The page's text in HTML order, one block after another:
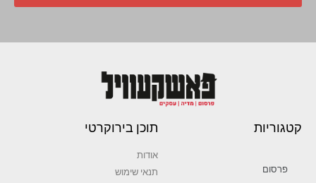
קטגוריות
פרסום
תוכן בירוקרטי
אודות
תנאי שימוש